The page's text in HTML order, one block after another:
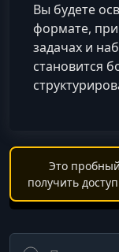
Вы будете
формате,
задачах и
становится
Это
получить
Поиск